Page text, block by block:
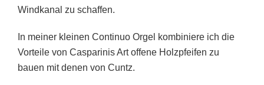
Windkanal zu schaffen.
In meiner kleinen Continuo Orgel kombiniere ich die
Vorteile von Casparinis Art offene Holzpfeifen zu
bauen mit denen von Cuntz.